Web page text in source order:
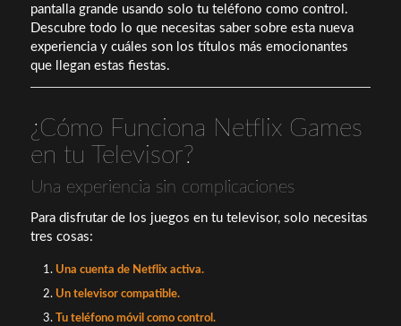
pantalla grande usando solo tu teléfono como control.
Descubre todo lo que necesitas saber sobre esta nueva
experiencia y cuáles son los títulos más emocionantes
que llegan estas fiestas.
¿Cómo Funciona Netflix Games
en tu Televisor?
Una experiencia sin complicaciones
Para disfrutar de los juegos en tu televisor, solo necesitas
tres cosas:
Una cuenta de Netflix activa.
Un televisor compatible.
Tu teléfono móvil como control.